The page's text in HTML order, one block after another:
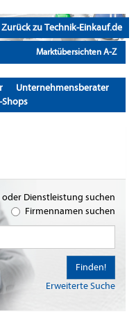
Zurück zu Technik-Einkauf.de
Marktübersichten A-Z
Unternehmensberater
Dienstleistung suchen
Firmennamen suchen
Erweiterte Suche
Finden!